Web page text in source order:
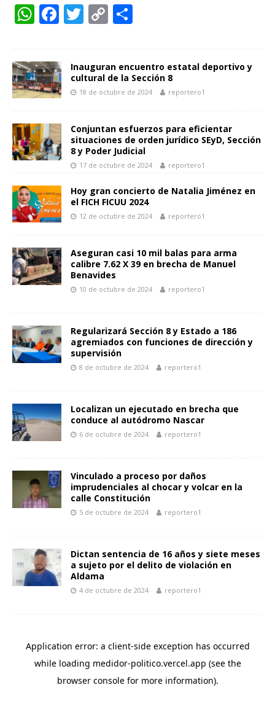
W
s
A
p
F
b
o
k
T
er
C
y
Li
k
p
ar
r
Inauguran encuentro estatal deportivo y
cultural de la Sección 8
18 de octubre de 2024 reportero1
Conjuntan esfuerzos para eficientar
situaciones de orden jurídico SEyD, Sección
8 y Poder Judicial
17 de octubre de 2024 reportero1
Hoy gran concierto de Natalia Jiménez en
el FICH FICUU 2024
12 de octubre de 2024 reportero1
Aseguran casi 10 mil balas para arma
calibre 7.62 X 39 en brecha de Manuel
Benavides
10 de octubre de 2024 reportero1
Regularizará Sección 8 y Estado a 186
agremiados con funciones de dirección y
supervisión
8 de octubre de 2024 reportero1
Localizan un ejecutado en brecha que
conduce al autódromo Nascar
6 de octubre de 2024 reportero1
Vinculado a proceso por daños
imprudenciales al chocar y volcar en la
calle Constitución
5 de octubre de 2024 reportero1
Dictan sentencia de 16 años y siete meses
a sujeto por el delito de violación en
Aldama
4 de octubre de 2024 reportero1